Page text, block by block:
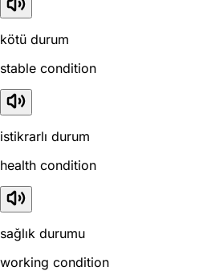
kötü durum
stable condition
istikrarlı durum
health condition
sağlık durumu
working condition